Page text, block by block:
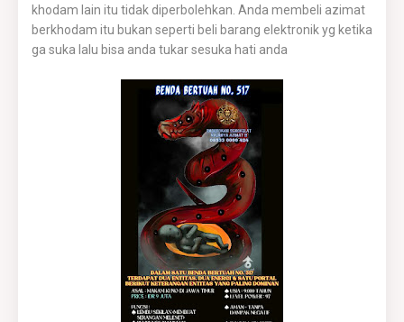
khodam lain itu tidak diperbolehkan. Anda membeli azimat
berkhodam itu bukan seperti beli barang elektronik yg ketika
ga suka lalu bisa anda tukar sesuka hati anda